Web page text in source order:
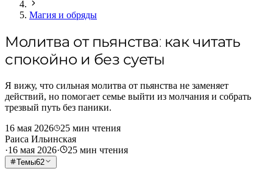
Магия и обряды
Молитва от пьянства: как читать
спокойно и без суеты
Я вижу, что сильная молитва от пьянства не заменяет
действий, но помогает семье выйти из молчания и собрать
трезвый путь без паники.
16 мая 2026
25 мин чтения
Раиса Ильинская
·16 мая 2026· 25 мин чтения
Темы62